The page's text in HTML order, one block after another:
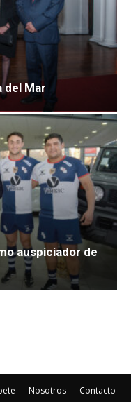
del Mar
auspiciador de
Nosotros Contacto